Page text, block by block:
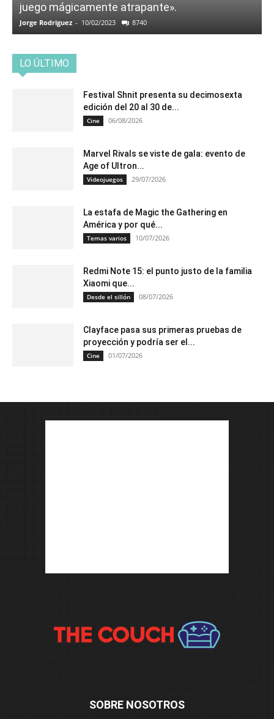
juego mágicamente atrapante».
Jorge Rodriguez - 10/02/2023 8740
LO ÚLTIMO
Festival Shnit presenta su decimosexta
edición del 20 al 30 de...
Cine 06/08/2026
Marvel Rivals se viste de gala: evento de
Age of Ultron...
Videojuegos 29/07/2026
La estafa de Magic the Gathering en
América y por qué...
Temas varios 10/07/2026
Redmi Note 15: el punto justo de la familia
Xiaomi que...
Desde el sillón 08/07/2026
Clayface pasa sus primeras pruebas de
proyección y podría ser el...
Cine 01/07/2026
SOBRE NOSOTROS